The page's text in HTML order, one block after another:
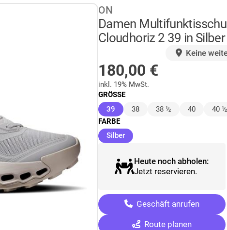
ON
Damen
Cloudhoriz 2 39 in Silber
Keine
180,00 €
inkl. 19% MwSt.
GRÖSSE
39 (ausgewählt)
38 38 ½ 40 40 ½
FARBE
Silber(ausgewählt)
Heute noch abholen:
Jetzt reservieren.
Geschäft anrufen
Route planen